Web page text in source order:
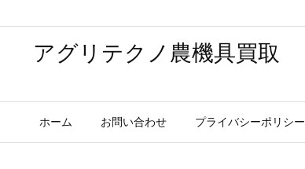
アグリテクノ農機具買取
ホーム お問い合わせ プライバシーポリシー